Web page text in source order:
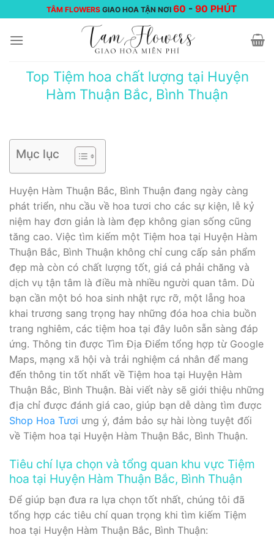
đến
nội
TÂM FLOWERS GIAO HOA TẬN NƠI 60 -90 PHÚT
Top Tiệm hoa chất lượng tại Huyện
Hàm Thuận Bắc, Bình Thuận
Mục lục
Huyện Hàm Thuận Bắc, Bình Thuận đang ngày càng
phát triển, nhu cầu về hoa tươi cho các sự kiện, lễ kỷ
niệm hay đơn giản là làm đẹp không gian sống cũng
tăng cao. Việc tìm kiếm một Tiệm hoa tại Huyện Hàm
Thuận Bắc, Bình Thuận không chỉ cung cấp sản phẩm
đẹp mà còn có chất lượng tốt, giá cả phải chăng và
dịch vụ tận tâm là điều mà nhiều người quan tâm. Dù
bạn cần một bó hoa sinh nhật rực rỡ, một lẵng hoa
khai trương sang trọng hay những đóa hoa chia buồn
trang nghiêm, các tiệm hoa tại đây luôn sẵn sàng đáp
ứng. Thông tin được Tìm Địa Điểm tổng hợp từ Google
Maps, mạng xã hội và trải nghiệm cá nhân để mang
đến thông tin tốt nhất về Tiệm hoa tại Huyện Hàm
Thuận Bắc, Bình Thuận. Bài viết này sẽ giới thiệu những
địa chỉ được đánh giá cao, giúp bạn dễ dàng tìm được
Shop Hoa Tươi ưng ý, đảm bảo sự hài lòng tuyệt đối
về Tiệm hoa tại Huyện Hàm Thuận Bắc, Bình Thuận.
Tiêu chí lựa chọn và tổng quan khu vực Tiệm
hoa tại Huyện Hàm Thuận Bắc, Bình Thuận
Để giúp bạn đưa ra lựa chọn tốt nhất, chúng tôi đã
tổng hợp các tiêu chí quan trọng khi tìm kiếm Tiệm
hoa tại Huyện Hàm Thuận Bắc, Bình Thuận: